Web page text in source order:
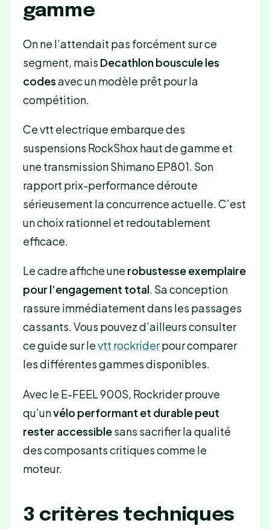
gamme
On ne l’attendait pas forcément sur ce
segment, mais Decathlon bouscule les
codesavec un modèle prêt pour la
compétition.
Ce vtt electrique embarque des
suspensions RockShox haut de gamme et
une transmission Shimano EP801. Son
rapport prix-performance déroute
sérieusement la concurrence actuelle. C’est
un choix rationnel et redoutablement
efficace.
Le cadre affiche une robustesse exemplaire
pour l’engagement total. Sa conception
rassure immédiatement dans les passages
cassants. Vous pouvez d’ailleurs consulter
ce guide sur levtt rockriderpour comparer
les différentes gammes disponibles.
Avec le E-FEEL 900S, Rockrider prouve
qu’unvélo performant et durable peut
rester accessiblesans sacrifier la qualité
des composants critiques comme le
moteur.
3 critères techniques